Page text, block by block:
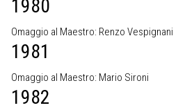
1980
Omaggio al Maestro: Renzo Vespignani
1981
Omaggio al Maestro: Mario Sironi
1982